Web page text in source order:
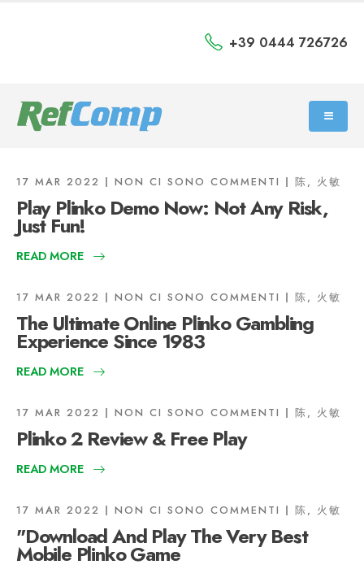
+39 0444 726726
17 MAR 2022 NON CI SONO COMMENTI 陈, 火敏
Play Plinko Demo Now: Not Any Risk,
Just Fun!
READ MORE
17 MAR 2022 NON CI SONO COMMENTI 陈, 火敏
The Ultimate Online Plinko Gambling
Experience Since 1983
READ MORE
17 MAR 2022 NON CI SONO COMMENTI 陈, 火敏
Plinko 2 Review & Free Play
READ MORE
17 MAR 2022 NON CI SONO COMMENTI 陈, 火敏
"Download And Play The Very Best
Mobile Plinko Game